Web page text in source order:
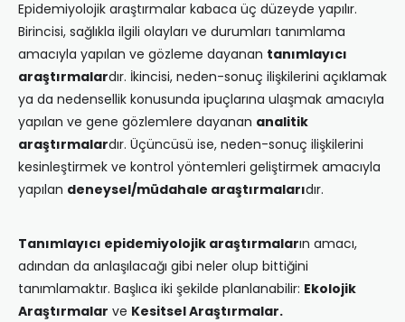
Epidemiyolojik araştırmalar kabaca üç düzeyde yapılır.
Birincisi, sağlıkla ilgili olayları ve durumları tanımlama
amacıyla yapılan ve gözleme dayanan tanımlayıcı
araştırmalardır. İkincisi, neden-sonuç ilişkilerini açıklamak
ya da nedensellik konusunda ipuçlarına ulaşmak amacıyla
yapılan ve gene gözlemlere dayanan analitik
araştırmalardır. Üçüncüsü ise, neden-sonuç ilişkilerini
kesinleştirmek ve kontrol yöntemleri geliştirmek amacıyla
yapılan deneysel/müdahale araştırmalarıdır.
Tanımlayıcı epidemiyolojik araştırmaların amacı,
adından da anlaşılacağı gibi neler olup bittiğini
tanımlamaktır. Başlıca iki şekilde planlanabilir: Ekolojik
Araştırmalar ve Kesitsel Araştırmalar.